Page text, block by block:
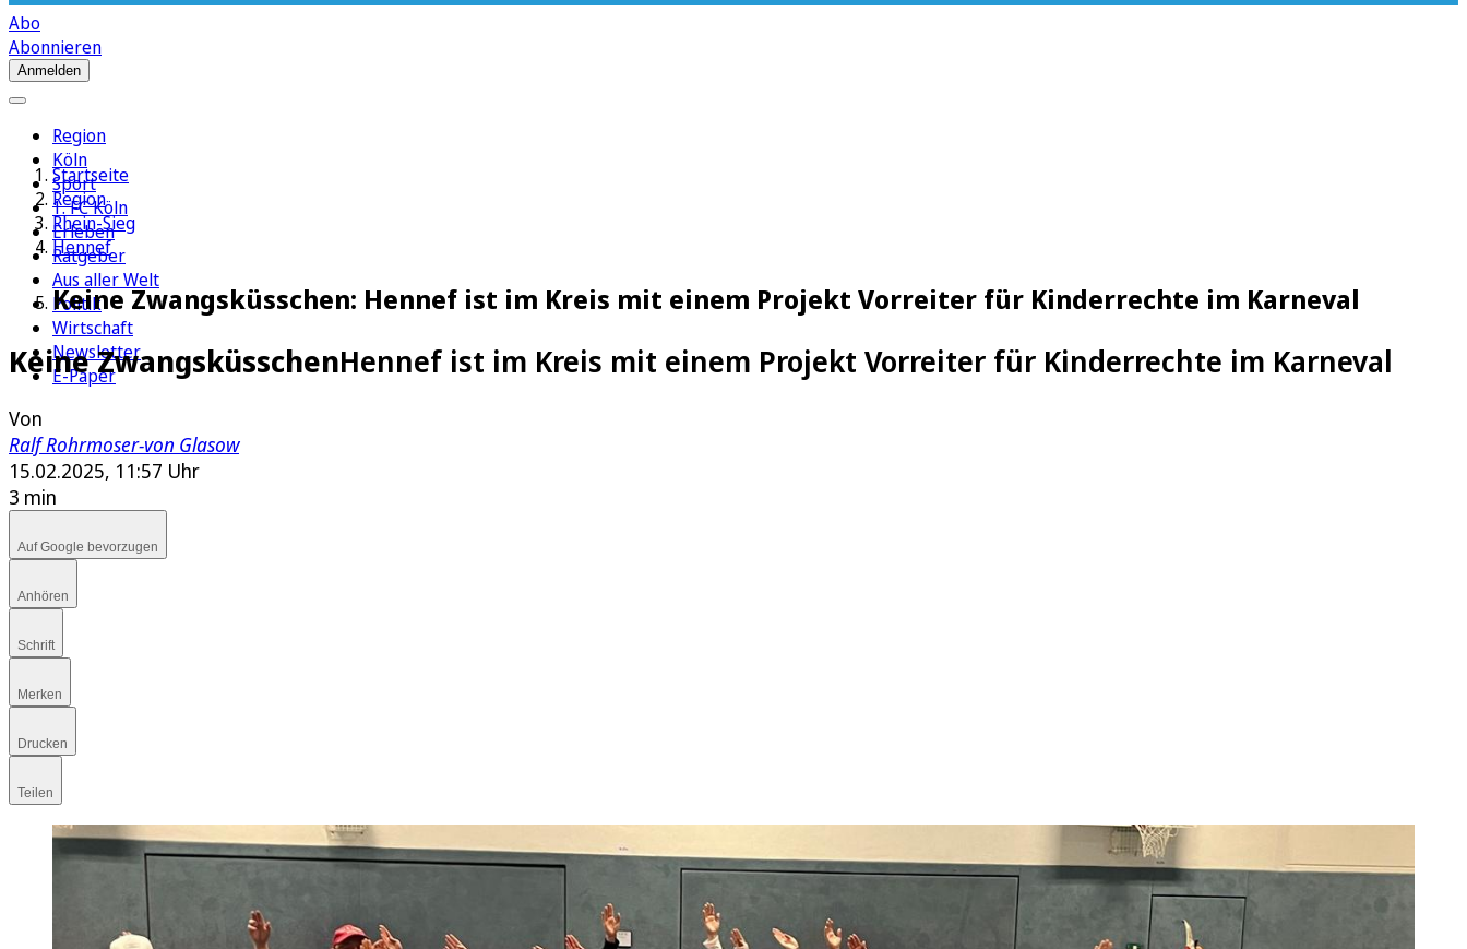
Abo
Abonnieren
Anmelden
Region
Köln
Sport
1. FC Köln
Erleben
Ratgeber
Aus aller Welt
Politik
Wirtschaft
Newsletter
E-Paper
Startseite
Region
Rhein-Sieg
Hennef
Keine Zwangsküsschen: Hennef ist im Kreis mit einem Projekt Vorreiter für Kinderrechte im Karneval
Keine ZwangsküsschenHennef ist im Kreis mit einem Projekt Vorreiter für Kinderrechte im Karneval
Von
Ralf Rohrmoser-von Glasow
15.02.2025, 11:57 Uhr
3 min
Auf Google bevorzugen
Anhören
Schrift
Merken
Drucken
Teilen